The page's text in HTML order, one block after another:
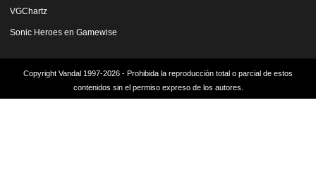
VGChartz
Sonic Heroes en Gamewise
Copyright Vandal 1997-2026 - Prohibida la reproducción total o parcial de estos
contenidos sin el permiso expreso de los autores.